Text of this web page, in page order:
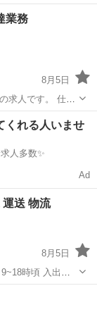
働き方、自由な
人事業
業務
8月5日
です。 仕事
は固定客
中、集荷もあ
くれる人いませ
時給求人多数✨
Ad
送 物流
8月5日
両持込の場合)